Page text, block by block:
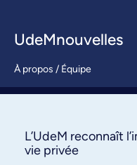
UdeMnouvelles
À propos / Équipe
S’abonner
L’UdeM reconnaît
vie privée